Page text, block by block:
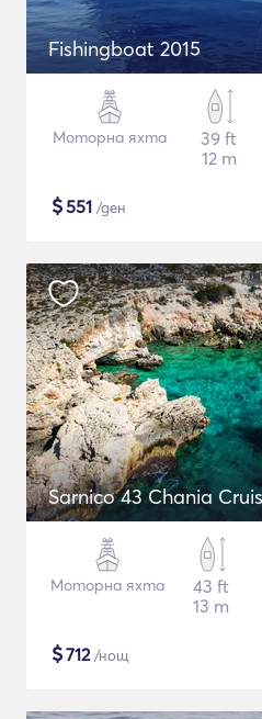
Fishingboat 2015
Моторна яхта
39 ft
12 m
$551 /ден
Sarnico 43 Chania
Моторна яхта
43 ft
13 m
$712/нощ